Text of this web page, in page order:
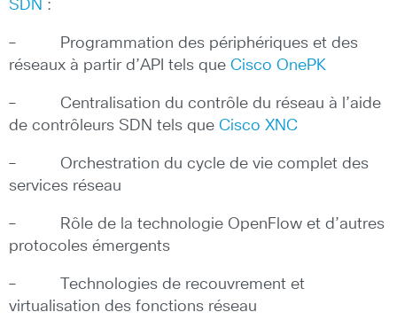
SDN :
– Programmation des périphériques et des
réseaux à partir d’API tels que Cisco OnePK
– Centralisation du contrôle du réseau à l’aide
de contrôleurs SDN tels que Cisco XNC
– Orchestration du cycle de vie complet des
services réseau
– Rôle de la technologie OpenFlow et d’autres
protocoles émergents
– Technologies de recouvrement et
virtualisation des fonctions réseau